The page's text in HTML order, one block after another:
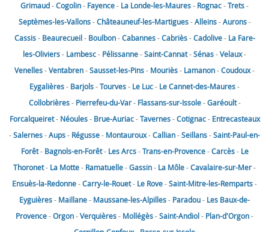
Grimaud-Cogolin- Fayence- La Londe-les-Maures- Rognac-Trets-
Septèmes-les-Vallons-Châteauneuf-les-Martigues-Alleins-Aurons-
Cassis- Beaurecueil- Boulbon-Cabannes-Cabriès-Cadolive- La Fare-
les-Oliviers- Lambesc- Pélissanne-Saint-Cannat-Sénas-Velaux-
Venelles-Ventabren-Sausset-les-Pins- Mouriès- Lamanon-Coudoux-
Eygalières- Barjols-Tourves- Le Luc- Le Cannet-des-Maures-
Collobrières- Pierrefeu-du-Var- Flassans-sur-Issole-Garéoult-
Forcalqueiret- Néoules- Brue-Auriac-Tavernes-Cotignac- Entrecasteaux
-Salernes-Aups- Régusse- Montauroux-Callian-Seillans-Saint-Paul-en-
Forêt- Bagnols-en-Forêt- Les Arcs-Trans-en-Provence-Carcès- Le
Thoronet- La Motte- Ramatuelle-Gassin- La Môle-Cavalaire-sur-Mer-
Ensuès-la-Redonne-Carry-le-Rouet- Le Rove-Saint-Mitre-les-Remparts-
Eyguières- Maillane- Maussane-les-Alpilles- Paradou- Les Baux-de-
Provence-Orgon-Verquières- Mollégès-Saint-Andiol- Plan-d'Orgon-